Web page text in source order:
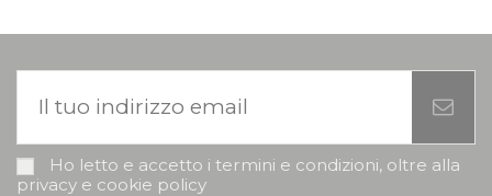
Ho letto e accetto i termini e condizioni, oltre alla
privacy e cookie policy